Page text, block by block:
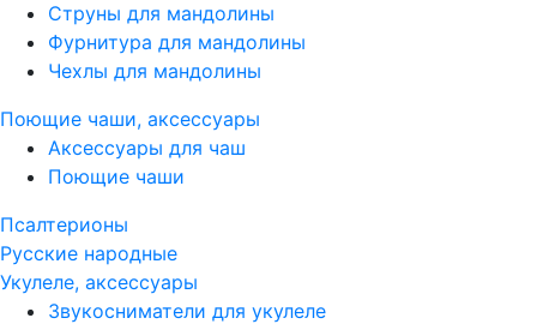
Струны для мандолины
Фурнитура для мандолины
Чехлы для мандолины
Поющие чаши, аксессуары
Аксессуары для чаш
Поющие чаши
Псалтерионы
Русские народные
Укулеле, аксессуары
Звукосниматели для укулеле